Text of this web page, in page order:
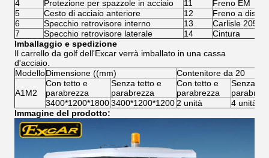
4
Protezione per spazzole in acciaio 11
Freno EM
5
Cesto di acciaio anteriore 12
Freno a disco
6
Specchio retrovisore interno 13
Carlisle 205/
7
Specchio retrovisore laterale 14
Cintura
Imballaggio e spedizione
Il carrello da golf dell'Excar verrà imballato in una cassa
d'acciaio.
ModelloDimensione ((mm) Contenitore da 20
A1M2
Con tetto e
parabrezza
Senza tetto e
parabrezza
Con tetto e
parabrezza
Senza
3400*1200*18003400*1200*1200 2 unità
4 unità
Immagine del prodotto: